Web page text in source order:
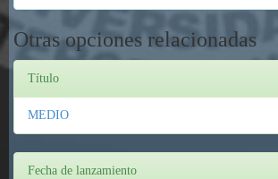
Otras opciones relacionadas
Título
MEDIO
Fecha de lanzamiento